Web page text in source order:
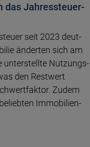
das Jahres­steuer­
seit 2023 deut­
än­derten sich am
un­ter­stellte Nut­zungs­
den Rest­wert
Zudem
Immo­bilien­